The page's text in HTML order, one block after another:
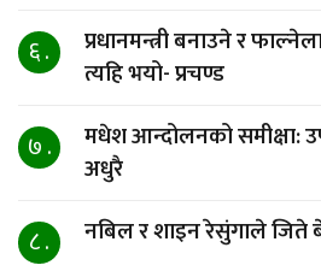
६ .
प्रधानमन्त्री बनाउने र
त्यहि भयो- प्रचण्ड
७ .
मधेश आन्दोलनको समीक्षा:
अधुरै
८ . नबिल र शाइन रेसुंगाले जिते